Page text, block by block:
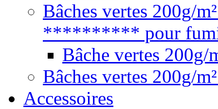
Bâches vertes 200g/
********** pour
Bâche vertes
Bâches vertes 200g/
Accessoires